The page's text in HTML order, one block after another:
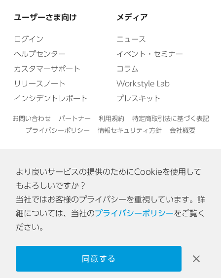
ユーザーさま向け
ログイン
ヘルプセンター
カスタマーサポート
リリースノート
インシデントレポート
メディア
ニュース
イベント・セミナー
コラム
Workstyle Lab
プレスキット
お問い合わせ パートナー 利用規約
特定商取引法に基づく表記
プライバシーポリシー
情報セキュリティ方針 会社概要
より良いサービスの提供のためにCookieを使用して
もよろしいですか？
当社ではお客様のプライバシーを重視しています。詳
細については、当社のプライバシーポリシーをご覧く
ださい。
同意する
認証番号: ISA IS 0170